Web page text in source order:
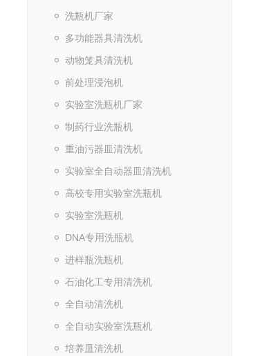
洗瓶机厂家
多功能器具清洗机
动物笼具清洗机
前处理浸泡机
实验室洗瓶机厂家
制药行业洗瓶机
重油污器皿清洗机
实验室全自动器皿清洗机
高校专用实验室洗瓶机
实验室洗瓶机
DNA专用洗瓶机
进样瓶洗瓶机
石油化工专用清洗机
全自动清洗机
全自动实验室洗瓶机
培养皿清洗机